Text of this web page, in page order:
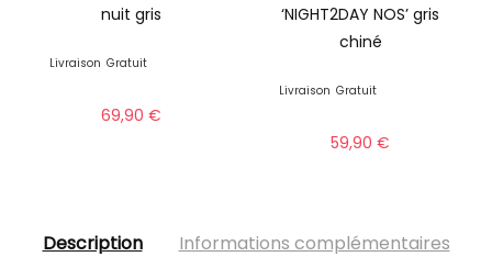
nuit gris
Livraison Gratuit
69,90 €
‘NIGHT2DAY NOS’ gris
chiné
Livraison Gratuit
59,90€
Description Informations complémentaires